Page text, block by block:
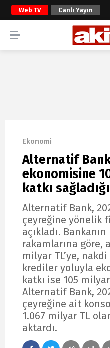
Web TV Canlı Yayın
Ekonomi
Alternatif
ekonomisine
katkı
Alternatif Bank,
çeyreğine yönelik
açıkladı.
rakamlarına göre,
milyar TL’ye,
krediler yoluyla
katkı ise 105
Alternatif Bank,
çeyreğine ait
1.067 milyar TL
aktardı.